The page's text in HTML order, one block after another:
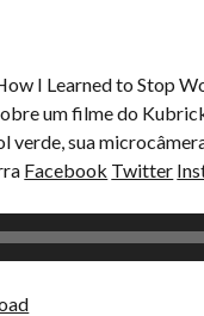
I Learned to Stop
um filme do
verde, sua
Facebook Twitter